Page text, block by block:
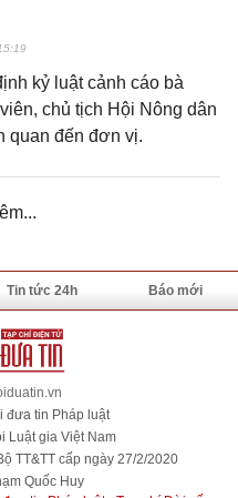
kỷ luật cảnh cáo bà
chủ tịch Hội Nông dân
quan đến đơn vị.
Tin tức 24h Báo mới
đưa tin Pháp luật
Luật gia Việt Nam
TT&TT cấp ngày 27/2/2020
Quốc Huy